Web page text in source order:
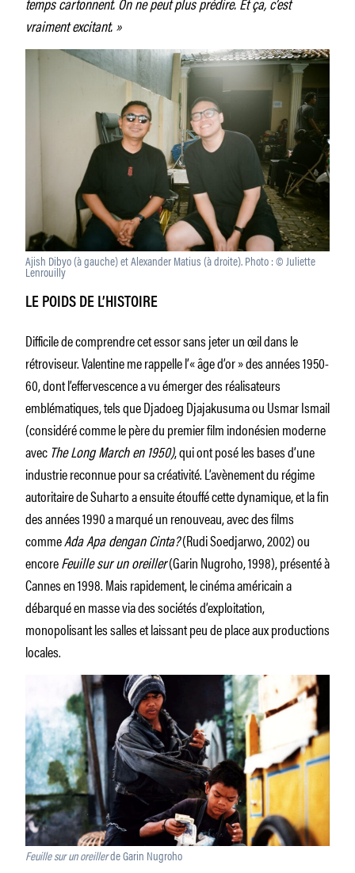
vraiment excitant. »
Ajish Dibyo (à gauche) et Alexander Matius (à droite). Photo : © Juliette
Lenrouilly
LE POIDS DE L’HISTOIRE
Difficile de comprendre cet essor sans jeter un œil dans le
rétroviseur. Valentine me rappelle l’« âge d’or » des années 1950-
60, dont l’effervescence a vu émerger des réalisateurs
emblématiques, tels que Djadoeg Djajakusuma ou Usmar Ismail
(considéré comme le père du premier film indonésien moderne
avec The Long March en 1950), qui ont posé les bases d’une
industrie reconnue pour sa créativité. L’avènement du régime
autoritaire de Suharto a ensuite étouffé cette dynamique, et la fin
des années 1990 a marqué un renouveau, avec des films
commeAda Apa dengan Cinta?(Rudi Soedjarwo, 2002) ou
encoreFeuille sur un oreiller(Garin Nugroho, 1998), présenté à
Cannes en 1998. Mais rapidement, le cinéma américain a
débarqué en masse via des sociétés d’exploitation,
monopolisant les salles et laissant peu de place aux productions
locales.
Feuille sur un oreillerde Garin Nugroho